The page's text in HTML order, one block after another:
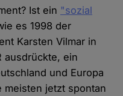
Ist ein "sozial
es 1998 der
Karsten Vilmar in
ausdrückte, ein
und Europa
jetzt spontan